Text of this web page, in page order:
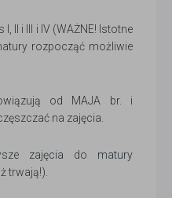
II i III i IV (WAŻNE! Istotne
rozpocząć możliwie
od MAJA br. i
na zajęcia.
zajęcia do matury
trwają!).